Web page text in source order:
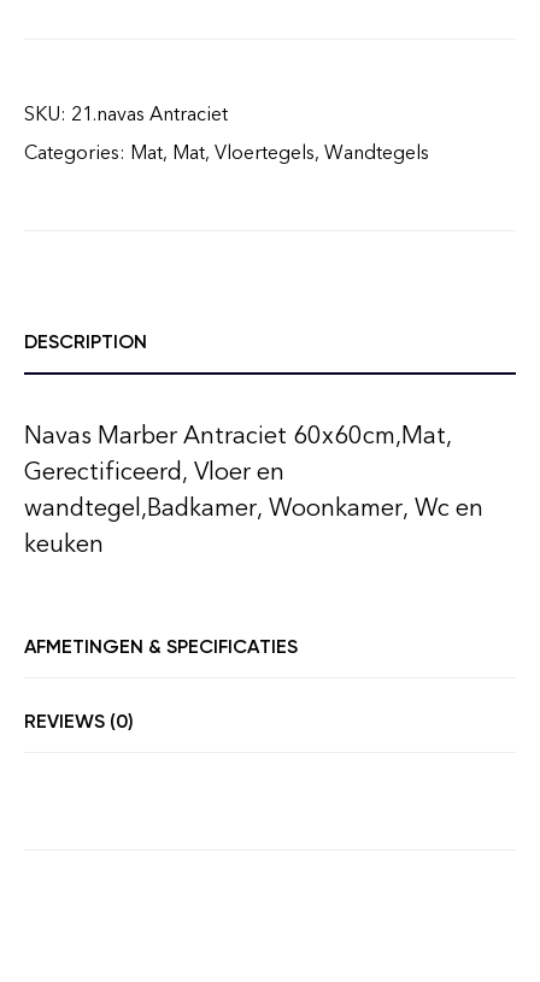
SKU: 21.navas Antraciet
Categories: Mat, Mat, Vloertegels, Wandtegels
DESCRIPTION
Navas Marber Antraciet 60x60cm,Mat,
Gerectificeerd, Vloer en
wandtegel,Badkamer, Woonkamer, Wc en
keuken
AFMETINGEN & SPECIFICATIES
REVIEWS (0)